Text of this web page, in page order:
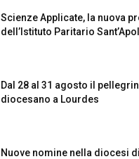
Scienze Applicate, la nuova
dell’Istituto Paritario
Dal 28 al 31 agosto il
diocesano a Lourdes
Nuove nomine nella diocesi